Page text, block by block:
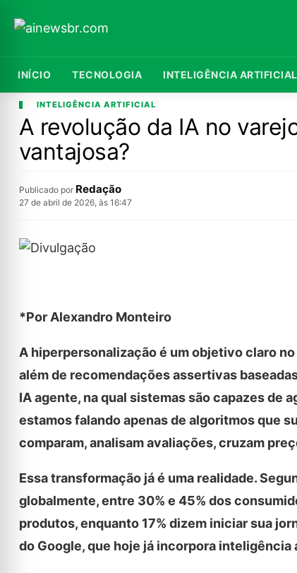
INÍCIO TECNOLOGIA INTELIGÊNCIA ARTIFICIAL
INTELIGÊNCIA ARTIFICIAL
A revolução da IA no
vantajosa?
Publicado por Redação
27 de abril de 2026, às 16:47
*Por Alexandro Monteiro
A hiperpersonalização é um objetivo claro
além de recomendações assertivas
IA agente, na qual sistemas são capazes de
estamos falando apenas de algoritmos que
comparam, analisam avaliações, cruzam
Essa transformação já é uma realidade.
globalmente, entre 30% e 45% dos
produtos, enquanto 17% dizem iniciar sua
do Google, que hoje já incorpora